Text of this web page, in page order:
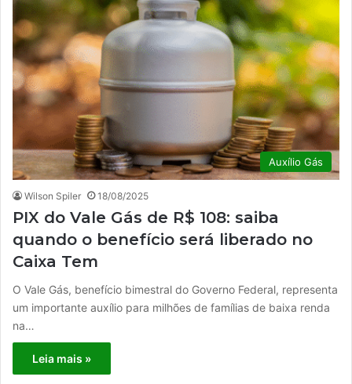
Auxílio Gás
Wilson Spiler 18/08/2025
PIX do Vale Gás de R$ 108: saiba
quando o benefício será liberado no
Caixa Tem
O Vale Gás, benefício bimestral do Governo Federal, representa
um importante auxílio para milhões de famílias de baixa renda
na…
Leia mais »